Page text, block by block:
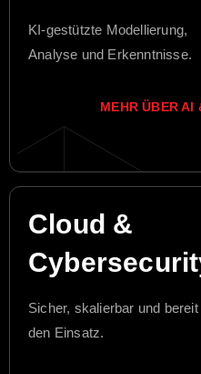
KI-gestützte Modellierung,
Analyse und Erkenntnisse.
MEHR ÜBER AI
Cloud &
Sicher, skalierbar und bereit
den Einsatz.